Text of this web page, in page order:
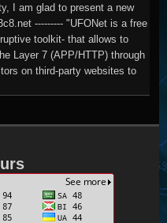
I am glad to present a new
--------- "UFONet is a free
toolkit- that allows to
Layer 7 (APP/HTTP) through
on third-party websites to